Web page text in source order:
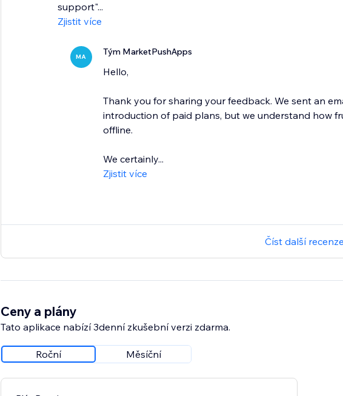
support"...
Zjistit více
MA Tým MarketPushApps
Hello,
Thank you for sharing your feedback. We sent an
introduction of paid plans, but we understand how
offline.
We certainly...
Zjistit více
Číst další recenze
Ceny a plány
Tato aplikace nabízí 3denní zkušební verzi zdarma.
Roční Měsíční